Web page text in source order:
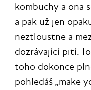
kombuchy a ona
a pak už jen
neztloustne a
dozrávající pití.
toho dokonce
pohledáš „make